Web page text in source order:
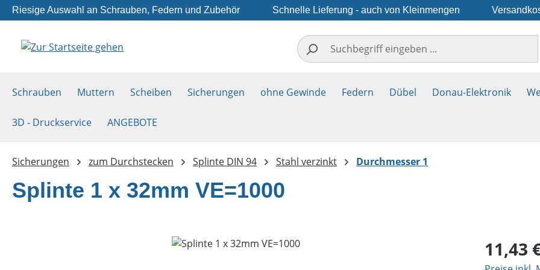
Hauptinhalt springen
Zur Suche springen
Zur Hauptnavigation springen
Riesige Auswahl an Schrauben, Federn und Zubehör Schnelle Lieferung - auch von Kleinmengen
Schrauben Muttern Scheiben Sicherungen ohne Gewinde Federn Dübel Donau-Elektronik
3D - Druckservice ANGEBOTE
Sicherungen zum Durchstecken Splinte DIN 94 Stahl verzinkt Durchmesser 1
Splinte 1 x 32mm VE=1000
Regulärer
11,43